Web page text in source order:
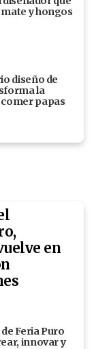
y hongos
diseño de
la
papas
en
Feria Puro
innovar y